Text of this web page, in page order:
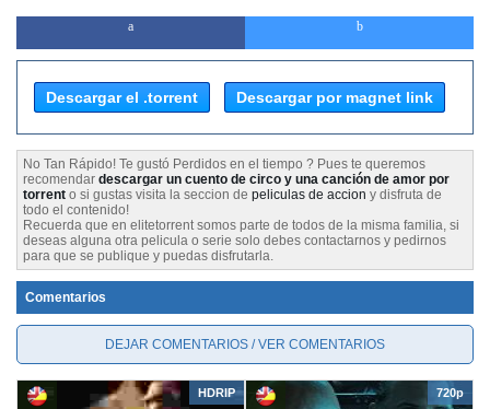
Descargar el .torrent Descargar por magnet link
No Tan Rápido! Te gustó Perdidos en el tiempo ? Pues te queremos
recomendar descargar un cuento de circo y una canción de amor por
torrent o si gustas visita la seccion de peliculas de accion y disfruta de
todo el contenido!
Recuerda que en elitetorrent somos parte de todos de la misma familia, si
deseas alguna otra pelicula o serie solo debes contactarnos y pedirnos
para que se publique y puedas disfrutarla.
Comentarios
DEJAR COMENTARIOS / VER COMENTARIOS
HDRIP 720p